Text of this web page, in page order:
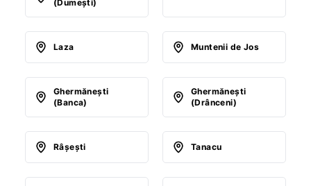
(Dumeşti)
Laza Muntenii de Jos
Ghermăneşti
(Banca)
Ghermăneşti
(Drânceni)
Râşeşti Tanacu